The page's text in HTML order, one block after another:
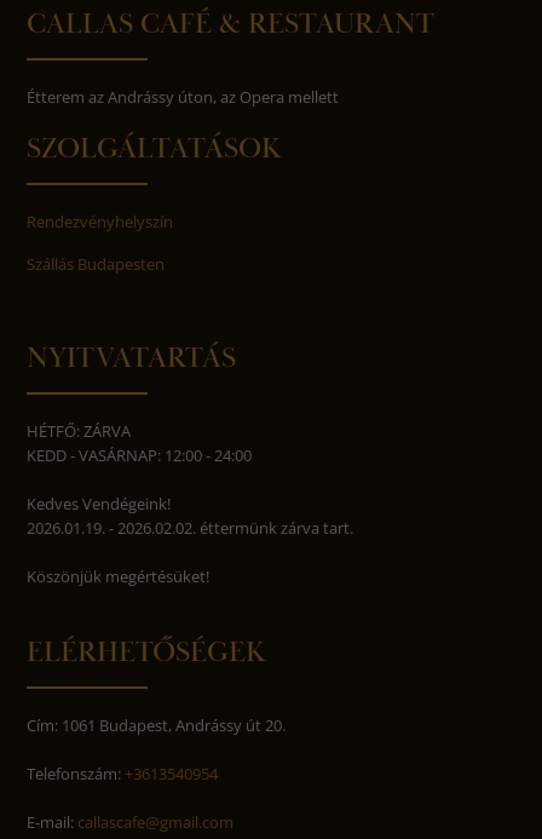
CALLAS CAFÉ & RESTAURANT
Étterem az Andrássy úton, az Opera mellett
SZOLGÁLTATÁSOK
Rendezvényhelyszín
Szállás Budapesten
NYITVATARTÁS
HÉTFŐ: ZÁRVA
KEDD - VASÁRNAP: 12:00 - 24:00
Kedves Vendégeink!
2026.01.19. - 2026.02.02. éttermünk zárva tart.
Köszönjük megértésüket!
ELÉRHETŐSÉGEK
Cím: 1061 Budapest, Andrássy út 20.
Telefonszám: +3613540954
E-mail: callascafe@gmail.com